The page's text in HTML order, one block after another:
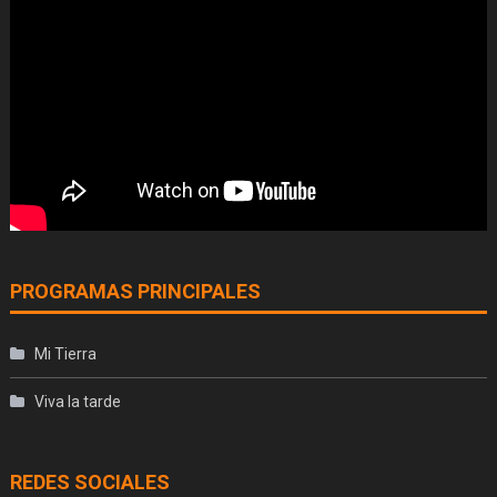
PROGRAMAS PRINCIPALES
Mi Tierra
Viva la tarde
REDES SOCIALES